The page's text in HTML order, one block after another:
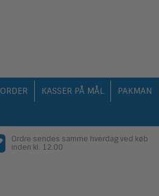
KASSER PÅ MÅL
PAKMAN
Ordre sendes samme hverdag ved køb
inden kl. 12.00